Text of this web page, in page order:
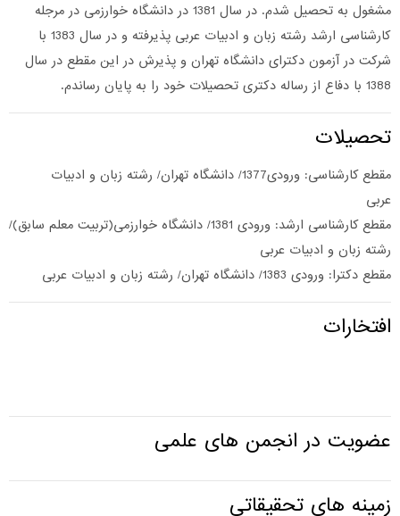
مشغول به تحصیل شدم. در سال 1381 در دانشگاه خوارزمی در مرجله
کارشناسی ارشد رشته زبان و ادبیات عربی پذیرفته و در سال 1383 با
در آزمون دکترای دانشگاه تهران و پذیرش در این مقطع در سال
دکتری تحصیلات خود را به پایان رساندم.
مقطع کارشناسی: ورودی1377/ دانشگاه تهران/ رشته زبان و ادبیات
مقطع کارشناسی ارشد: ورودی 1381/ دانشگاه خوارزمی(تربیت معلم سابق)/
زبان و ادبیات عربی
دکترا: ورودی 1383/ دانشگاه تهران/ رشته زبان و ادبیات عربی
در انجمن های علمی
های تحقیقاتی